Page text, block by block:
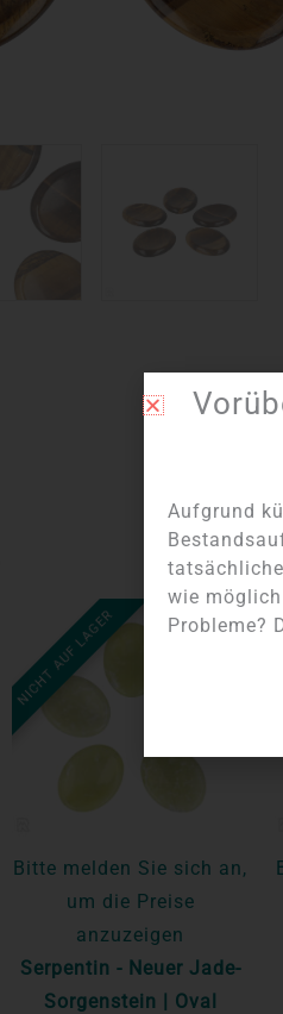
NICHT AUF LAGER
Bitte melden Sie sich an,
um die Preise
anzuzeigen
Serpentin - Neuer Jade-
Sorgenstein | Oval
Aufgrund
wie
Probleme?